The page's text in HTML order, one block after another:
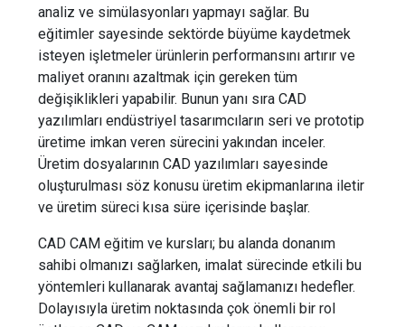
analiz ve simülasyonları yapmayı sağlar. Bu
eğitimler sayesinde sektörde büyüme kaydetmek
isteyen işletmeler ürünlerin performansını artırır ve
maliyet oranını azaltmak için gereken tüm
değişiklikleri yapabilir. Bunun yanı sıra CAD
yazılımları endüstriyel tasarımcıların seri ve prototip
üretime imkan veren sürecini yakından inceler.
Üretim dosyalarının CAD yazılımları sayesinde
oluşturulması söz konusu üretim ekipmanlarına iletir
ve üretim süreci kısa süre içerisinde başlar.
CAD CAM eğitim ve kursları; bu alanda donanım
sahibi olmanızı sağlarken, imalat sürecinde etkili bu
yöntemleri kullanarak avantaj sağlamanızı hedefler.
Dolayısıyla üretim noktasında çok önemli bir rol